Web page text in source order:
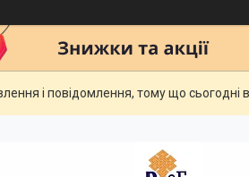
і повідомлення, тому що